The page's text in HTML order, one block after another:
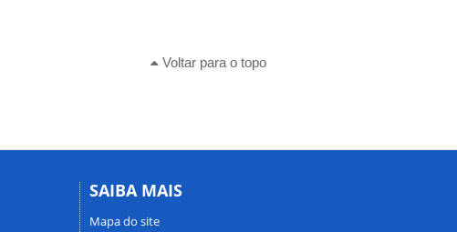
Voltar para o topo
SAIBA MAIS
Mapa do site